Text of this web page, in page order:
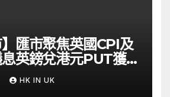
】匯市聚焦英國CPI及
英鎊兌港元PUT獲資
財經
HK IN UK